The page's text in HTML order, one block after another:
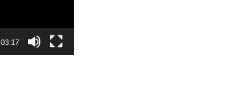
03:17